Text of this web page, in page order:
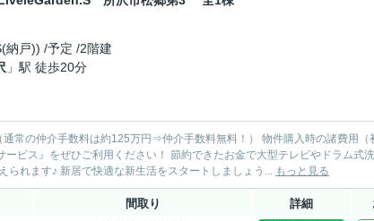
納戸)) /予定 /2階建
」駅 徒歩20分
125万円⇒仲介手数料無料！） 物件購入時の諸費用（初期費用）を
できたお金で大型テレビやドラム式洗濯機などの最
新家電や オシャレなテーブル、ソファーなど新品家具を揃えられます♪ 新居で快適な新生活をスタートしましょう... もっと見る
間取り 詳細